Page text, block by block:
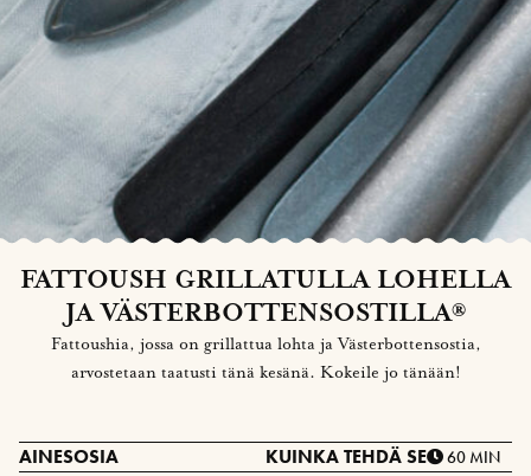
FATTOUSH GRILLATULLA LOHELLA
JA VÄSTERBOTTENSOSTILLA®
Fattoushia, jossa on grillattua lohta ja Västerbottensostia,
arvostetaan taatusti tänä kesänä. Kokeile jo tänään!
AINESOSIA KUINKA TEHDÄ SE 60 MIN